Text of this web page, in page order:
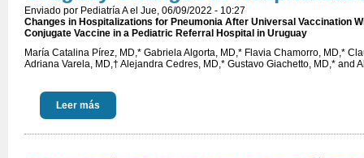
Enviado por Pediatría Ael Jue, 06/09/2022 - 10:27
Changes in Hospitalizations for Pneumonia After Universal Vaccination
Conjugate Vaccine in a Pediatric Referral Hospital in Uruguay
María Catalina Pírez, MD,* Gabriela Algorta, MD,* Flavia Chamorro, MD,*
Adriana Varela, MD,† Alejandra Cedres, MD,* Gustavo Giachetto, MD,* and
Leer más